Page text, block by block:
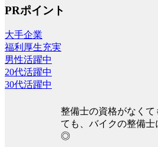
PRポイント
大手企業
福利厚生充実
男性活躍中
20代活躍中
30代活躍中
整備士の資格がなくて
ても、バイクの整備
◎